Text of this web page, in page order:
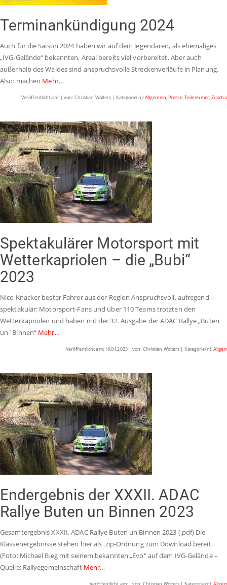
Terminankündigung 2024
Auch für die Saison 2024 haben wir auf dem legendären, als ehemaliges
„IVG-Gelände“ bekannten, Areal bereits viel vorbereitet. Aber auch
außerhalb des Waldes sind anspruchsvolle Streckenverläufe in Planung.
Also: machen Mehr…
Veröffentlicht am: | von: Christian Wolters | Kategorie(n):Allgemein,Presse,Teilnehmer,
Spektakulärer Motorsport mit
Wetterkapriolen – die „Bubi“
2023
Nico Knacker bester Fahrer aus der Region Anspruchsvoll, aufregend –
spektakulär: Motorsport-Fans und über 110 Teams trotzten den
Wetterkapriolen und haben mit der 32. Ausgabe der ADAC Rallye „Buten
un`Binnen“ Mehr…
Veröffentlicht am: 18.04.2023 | von: Christian Wolters | Kategorie(n):
Endergebnis der XXXII. ADAC
Rallye Buten un Binnen 2023
Gesamtergebnis XXXII. ADAC Rallye Buten un Binnen 2023 (.pdf) Die
Klassenergebnisse stehen hier als .zip-Ordnung zum Download bereit.
(Foto: Michael Bieg mit seinem bekannten „Evo“ auf dem IVG-Gelände –
Quelle: Rallyegemeinschaft Mehr…